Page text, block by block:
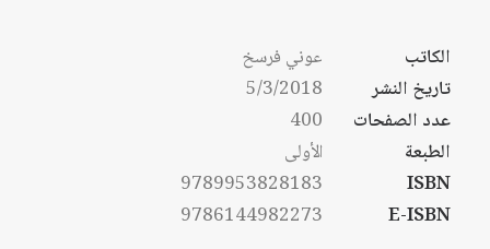
خلال
السعر:
من
خلال
الكاتب
عوني فرسخ
تاريخ النشر
5/3/2018
عدد الصفحات
400
الطبعة
الأولى
ISBN
9789953828183
E-ISBN
9786144982273